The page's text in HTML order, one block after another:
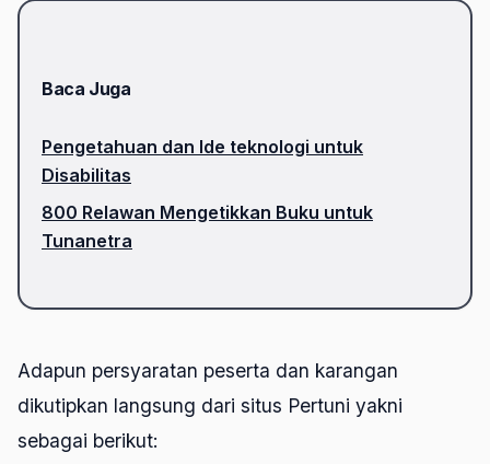
Baca Juga
Pengetahuan dan Ide teknologi untuk
Disabilitas
800 Relawan Mengetikkan Buku untuk
Tunanetra
Adapun persyaratan peserta dan karangan
dikutipkan langsung dari situs Pertuni yakni
sebagai berikut: